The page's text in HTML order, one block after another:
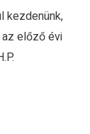
kezdenünk,
előző évi